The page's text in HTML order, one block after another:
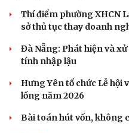
Thí điểm phường XHCN
sở thủ tục thay doanh
Đà Nẵng: Phát hiện và
tính nhập lậu
Hưng Yên tổ chức Lễ hội
lồng năm 2026
Bài toán hút vốn, không